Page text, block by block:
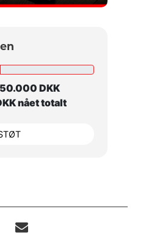
DKK
nået totalt